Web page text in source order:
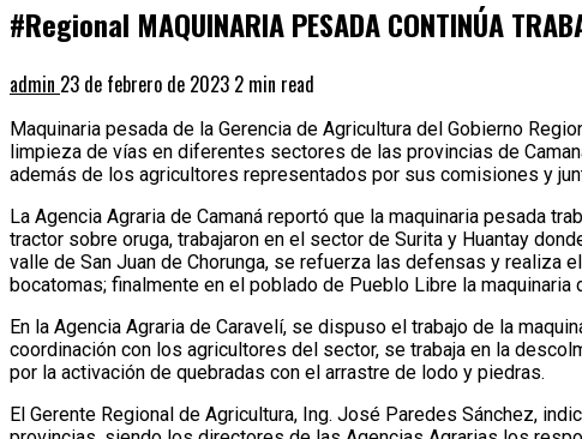
#Regional MAQUINARIA PESADA CONTINÚA
admin 23 de febrero de 2023 2 min read
Maquinaria pesada de la Gerencia de Agricultura del Gobierno
limpieza de vías en diferentes sectores de las provincias de
además de los agricultores representados por sus comisiones y
La Agencia Agraria de Camaná reportó que la maquinaria pesada
tractor sobre oruga, trabajaron en el sector de Surita y Huantay
valle de San Juan de Chorunga, se refuerza las defensas y realiza
bocatomas; finalmente en el poblado de Pueblo Libre la
En la Agencia Agraria de Caravelí, se dispuso el trabajo de la
coordinación con los agricultores del sector, se trabaja en la
por la activación de quebradas con el arrastre de lodo y piedras.
El Gerente Regional de Agricultura, Ing. José Paredes Sánchez,